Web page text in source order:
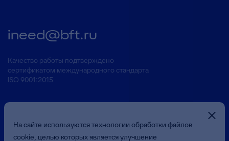
ineed@bft.ru
Качество работы подтверждено
сертификатом международного стандарта
ISO 9001:2015
На сайте используются технологии обработки файлов
cookie, целью которых является улучшение